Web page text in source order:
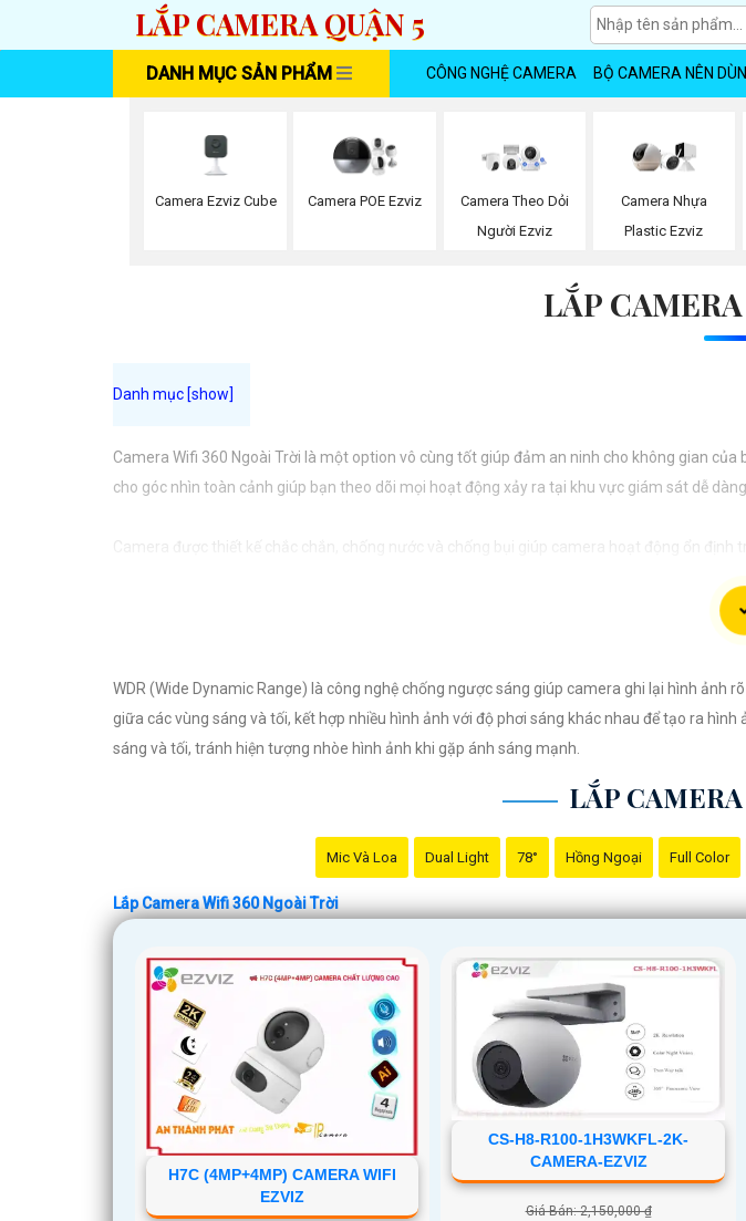
LẮP CAMERA QUẬN 5
DANH MỤC SẢN PHẨM CÔNG NGHỆ CAMERA BỘ CAMERA NÊN
Camera Ezviz Cube Camera POE Ezviz
Camera Theo Dỏi
Người Ezviz
Camera Nhựa
Plastic Ezviz
LẮP
Camera Wifi 360 Ngoài Trời là một option vô cùng tốt giúp đảm an ninh cho không gian
cho góc nhìn toàn cảnh giúp bạn theo dõi mọi hoạt động xảy ra tại khu vực giám sát dễ
Camera được thiết kế chắc chắn, chống nước và chống bụi giúp camera hoạt động ổn
WDR (Wide Dynamic Range) là công nghệ chống ngược sáng giúp camera ghi lại hình
giữa các vùng sáng và tối, kết hợp nhiều hình ảnh với độ phơi sáng khác nhau để tạo ra
sáng và tối, tránh hiện tượng nhòe hình ảnh khi gặp ánh sáng mạnh.
LẮP
Mic Và Loa Dual Light 78° Hồng Ngoại Full Color
Lắp Camera Wifi 360 Ngoài Trời
H7C (4MP+4MP) CAMERA WIFI
EZVIZ
CS-H8-R100-1H3WKFL-2K-
CAMERA-EZVIZ
Giá Bán: 2,150,000 ₫